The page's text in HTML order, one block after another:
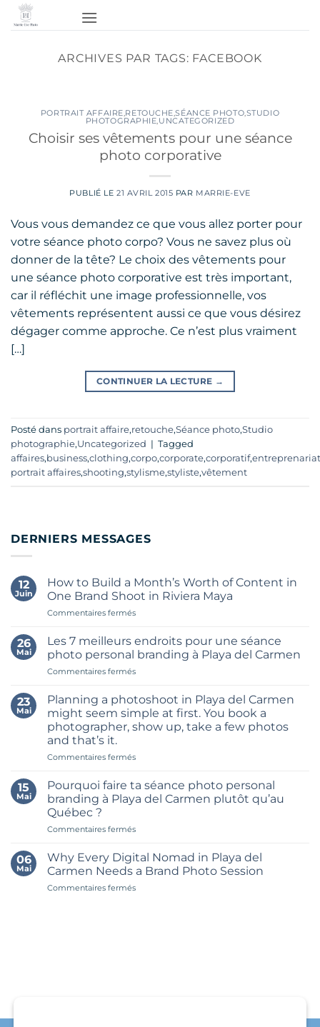
Passer
ARCHIVES PAR TAGS: FACEBOOK
PORTRAIT AFFAIRE,RETOUCHE,SÉANCE PHOTO,STUDIO
PHOTOGRAPHIE,UNCATEGORIZED
Choisir ses vêtements pour une séance
photo corporative
PUBLIÉ LE 21 AVRIL 2015 PAR MARRIE-EVE
Vous vous demandez ce que vous allez porter pour
votre séance photo corpo? Vous ne savez plus où
donner de la tête? Le choix des vêtements pour
une séance photo corporative est très important,
car il réfléchit une image professionnelle, vos
vêtements représentent aussi ce que vous désirez
dégager comme approche. Ce n’est plus vraiment
[…]
CONTINUER LA LECTURE →
Posté dans portrait affaire,retouche,Séance photo,Studio
photographie,Uncategorized | Tagged
affaires,business,clothing,corpo,corporate,corporatif,entreprenariat
portrait affaires,shooting,stylisme,styliste,vêtement
DERNIERS MESSAGES
12
Juin
How to Build a Month’s Worth of Content in
One Brand Shoot in Riviera Maya
Commentaires ferméssur
to
Build
a
Month’s
of
Content
in
One
Shoot
Riviera
Maya
26
Mai
Les 7 meilleurs endroits pour une séance
photo personal branding à Playa del Carmen
Commentaires ferméssur
7
meilleurs
endroits
pour
séance
personal
branding
à
del
23
Mai
Planning a photoshoot in Playa del Carmen
might seem simple at first. You book a
photographer, show up, take a few photos
and that’s it.
Commentaires ferméssur
a
photoshoot
in
del
might
seem
simple
at
15
Mai
Pourquoi faire ta séance photo personal
branding à Playa del Carmen plutôt qu’au
Québec ?
Commentaires ferméssur
faire
séance
photo
06
Mai
Why Every Digital Nomad in Playa del
Carmen Needs a Brand Photo Session
Commentaires ferméssur